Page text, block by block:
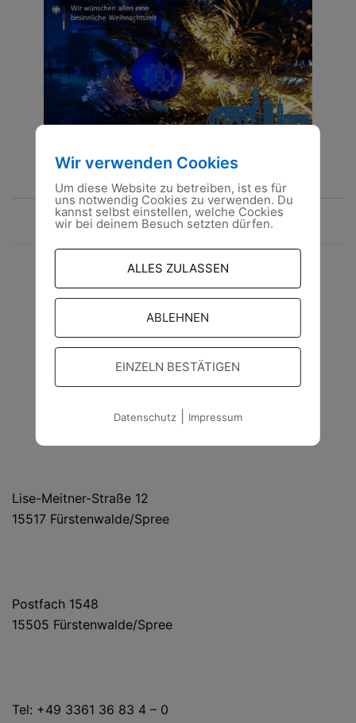
Beitragsnavigation
16.12.2022
29.12.2022
Lise-Meitner-Straße 12
15517 Fürstenwalde/Spree
Postfach 1548
15505 Fürstenwalde/Spree
Tel: +49 3361 36 83 4 – 0
Wir verwenden Cookies
Um diese Website zu betreiben, ist es für
uns notwendig Cookies zu verwenden. Du
kannst selbst einstellen, welche Cockies
wir bei deinem Besuch setzten dürfen.
ALLES ZULASSEN
ABLEHNEN
EINZELN BESTÄTIGEN
Datenschutz| Impressum